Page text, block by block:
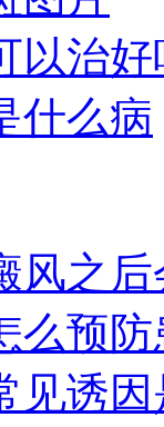
以治好
什么病
风之
么预
见诱